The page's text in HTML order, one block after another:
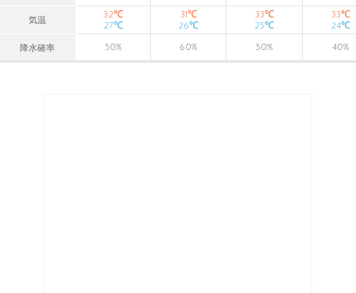
気温
32℃
27℃
31℃
26℃
33℃
25℃
33℃
24℃
降水確率 50% 60% 50% 40%